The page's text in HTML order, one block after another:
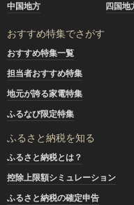
中国地方
四国地
おすすめ特集でさがす
おすすめ特集一覧
担当者おすすめ特集
地元が誇る家電特集
ふるなび限定特集
ふるさと納税を知る
ふるさと納税とは？
控除上限額シミュレーション
ふるさと納税の確定申告